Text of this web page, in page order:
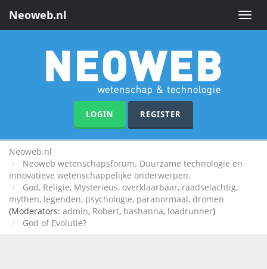
Toggle
Neoweb.nl
LOGIN REGISTER
Neoweb.nl
Neoweb wetenschapsforum. Duurzame technologie en
innovatieve wetenschappelijke onderwerpen.
God, Religie, Mysterieus, overklaarbaar, raadselachtig,
mythen, legenden, psychologie, paranormaal, dromen
(Moderators: admin, Robert, bashanna, loadrunner)
God of Evolutie?